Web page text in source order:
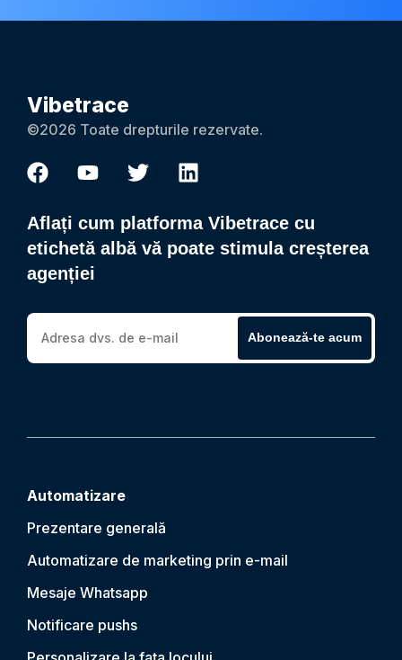
Vibetrace
©2026 Toate drepturile rezervate.
Aflați cum platforma Vibetrace cu
etichetă albă vă poate stimula creșterea
agenției
Abonează-te acum
Automatizare
Prezentare generală
Automatizare de marketing prin e-mail
Mesaje Whatsapp
Notificare pushs